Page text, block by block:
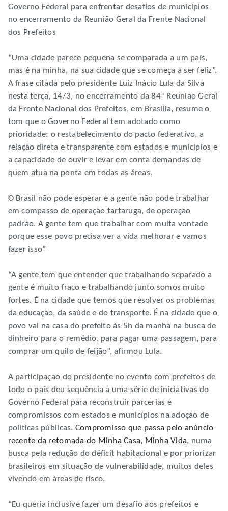
Governo Federal para enfrentar desafios de municípios
no encerramento da Reunião Geral da Frente Nacional
dos Prefeitos
“Uma cidade parece pequena se comparada a um país,
mas é na minha, na sua cidade que se começa a ser feliz”.
A frase citada pelo presidente Luiz Inácio Lula da Silva
nesta terça, 14/3, no encerramento da 84ª Reunião Geral
da Frente Nacional dos Prefeitos, em Brasília, resume o
tom que o Governo Federal tem adotado como
prioridade: o restabelecimento do pacto federativo, a
relação direta e transparente com estados e municípios e
a capacidade de ouvir e levar em conta demandas de
quem atua na ponta em todas as áreas.
O Brasil não pode esperar e a gente não pode trabalhar
em compasso de operação tartaruga, de operação
padrão. A gente tem que trabalhar com muita vontade
porque esse povo precisa ver a vida melhorar e vamos
fazer isso”
“A gente tem que entender que trabalhando separado a
gente é muito fraco e trabalhando junto somos muito
fortes. É na cidade que temos que resolver os problemas
da educação, da saúde e do transporte. É na cidade que o
povo vai na casa do prefeito às 5h da manhã na busca de
dinheiro para o remédio, para pagar uma passagem, para
comprar um quilo de feijão”, afirmou Lula.
A participação do presidente no evento com prefeitos de
todo o país deu sequência a uma série de iniciativas do
Governo Federal para reconstruir parcerias e
compromissos com estados e municípios na adoção de
políticas públicas. Compromisso que passa pelo anúncio
recente da retomada do Minha Casa, Minha Vida, numa
busca pela redução do déficit habitacional e por priorizar
brasileiros em situação de vulnerabilidade, muitos deles
vivendo em áreas de risco.
“Eu queria inclusive fazer um desafio aos prefeitos e